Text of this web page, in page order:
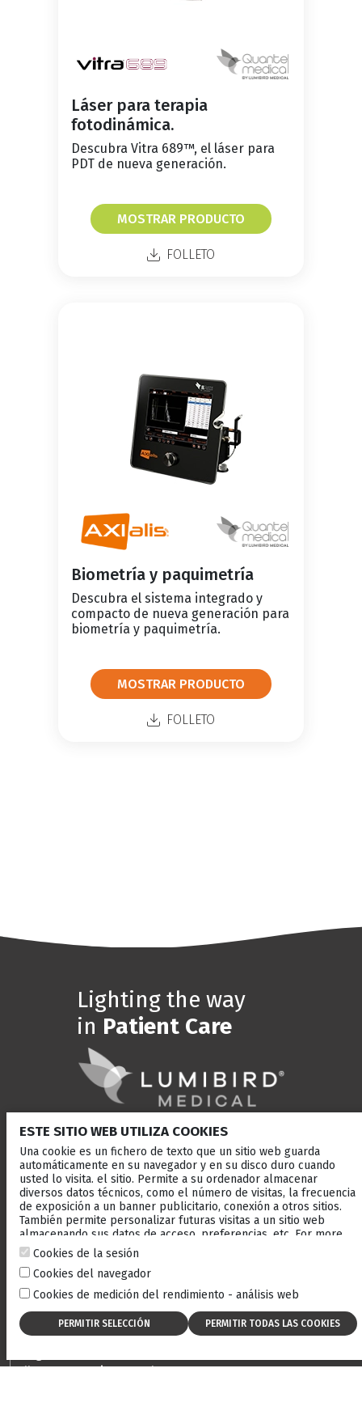
Láser para terapia
fotodinámica.
Descubra Vitra 689™, el láser para
PDT de nueva generación.
MOSTRAR PRODUCTO
FOLLETO
Biometría y paquimetría
Descubra el sistema integrado y
compacto de nueva generación para
biometría y paquimetría.
MOSTRAR PRODUCTO
FOLLETO
Lighting the way
in Patient Care
SOLUCIONES
segmento anterior laser
Retina laser
Ultrasonido
Enfermedades de la
superficie ocular
MARCAS
Quantel Medical
Ellex
Optotek
RECURSOS
Biblioteca de estudios
ecográficos
Biblioteca de medios
Casos clínicos
Ellex Community Portal
Eventos
Servicio postventa
Carreras
ESTE SITIO WEB UTILIZA COOKIES
Una cookie es un fichero de texto que un sitio web guarda
automáticamente en su navegador y en su disco duro cuando
usted lo visita. el sitio. Permite a su ordenador almacenar
diversos datos técnicos, como el número de visitas, la frecuencia
de exposición a un banner publicitario, conexión a otros sitios.
También permite personalizar futuras visitas a un sitio web
almacenando sus datos de acceso, preferencias, etc. For more
information, consult our
Cookies de la sesión
Cookies del navegador
Cookies de medición del rendimiento - análisis web